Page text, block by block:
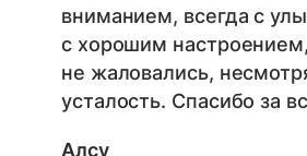
вниманием, всегда с
с хорошим
не жаловались,
усталость. Спасибо за
Алсу